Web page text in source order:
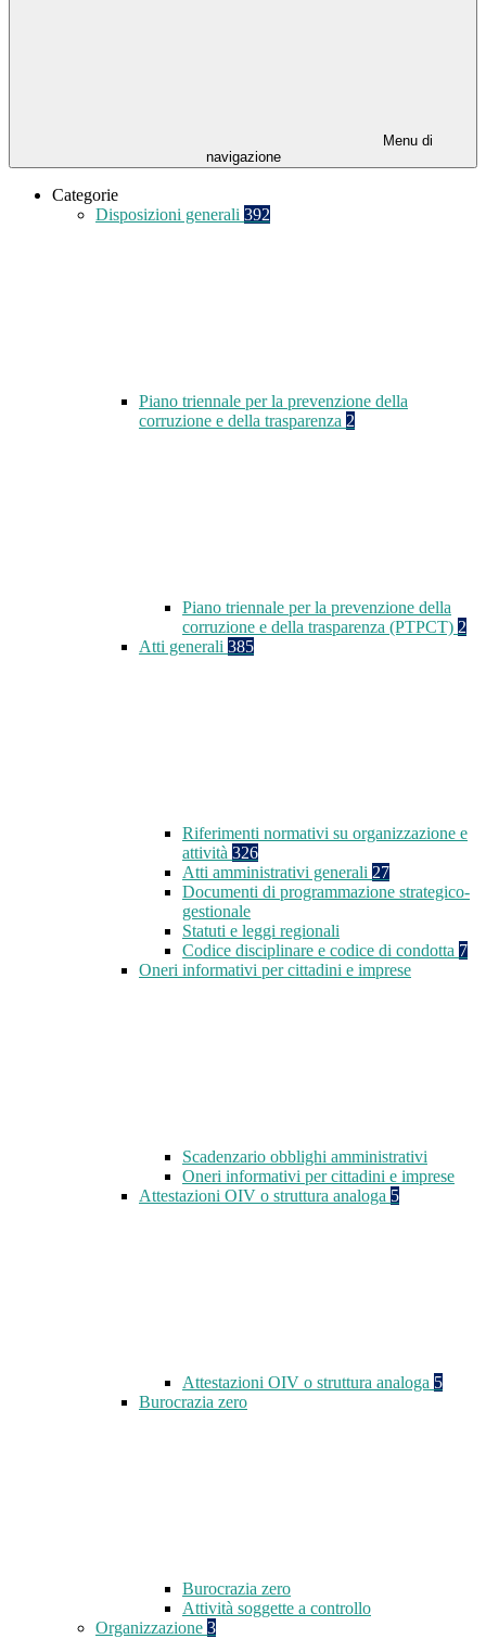
Menu di
navigazione
Categorie
Disposizioni generali 392
Piano triennale per la prevenzione della
corruzione e della trasparenza 2
Piano triennale per la prevenzione della
corruzione e della trasparenza (PTPCT) 2
Atti generali 385
Riferimenti normativi su organizzazione e
attività 326
Atti amministrativi generali 27
Documenti di programmazione strategico-
gestionale
Statuti e leggi regionali
Codice disciplinare e codice di condotta 7
Oneri informativi per cittadini e imprese
Scadenzario obblighi amministrativi
Oneri informativi per cittadini e imprese
Attestazioni OIV o struttura analoga 5
Attestazioni OIV o struttura analoga 5
Burocrazia zero
Burocrazia zero
Attività soggette a controllo
Organizzazione 3